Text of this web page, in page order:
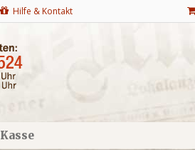
Hilfe & Kontakt
Kasse